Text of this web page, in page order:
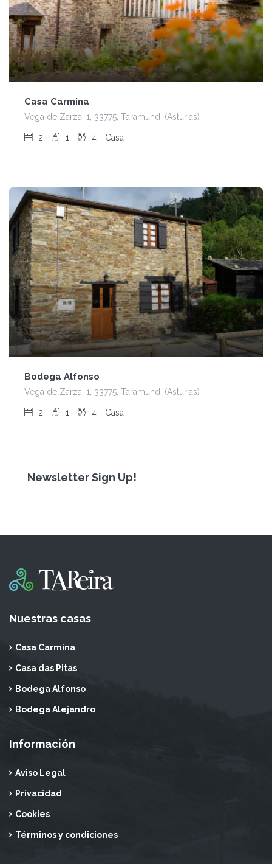
Casa Carmina
Vega de Zarza, 1, 33775, Taramundi (Asturias)
2 1 4 Casa
Bodega Alfonso
Vega de Zarza, 1, 33775, Taramundi (Asturias)
2 1 4 Casa
Newsletter Sign Up!
Nuestras casas
Casa Carmina
Casa das Pitas
Bodega Alfonso
Bodega Alejandro
Información
Aviso Legal
Privacidad
Cookies
Términos y condiciones